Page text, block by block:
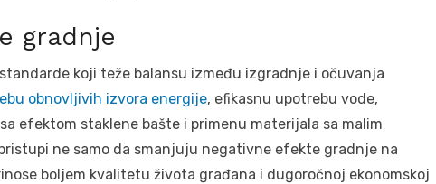
gradnje
koji teže balansu između izgradnje i očuvanja
obnovljivih izvora energije, efikasnu upotrebu vode,
efektom staklene bašte i primenu materijala sa malim
ne samo da smanjuju negativne efekte gradnje na
boljem kvalitetu života građana i dugoročnoj ekonomskoj